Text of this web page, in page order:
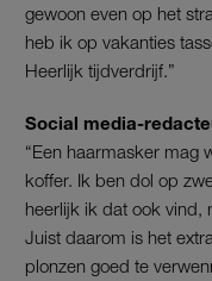
gewoon even op het
heb ik op vakanties
Heerlijk tijdverdrijf.”
Social media-
“Een haarmasker mag
koffer. Ik ben dol op
heerlijk ik dat ook vind,
Juist daarom is het
plonzen goed te